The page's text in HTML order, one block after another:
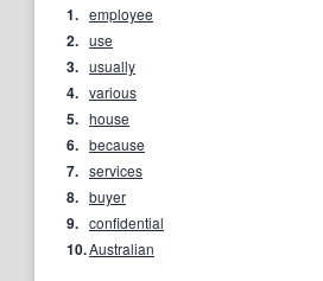
1. employee
2. use
3. usually
4. various
5. house
6. because
7. services
8. buyer
9. confidential
10.Australian